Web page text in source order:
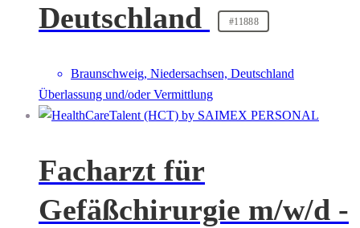
Deutschland #11888
Braunschweig, Niedersachsen, Deutschland
Überlassung und/oder Vermittlung
Facharzt für
Gefäßchirurgie m/w/d -